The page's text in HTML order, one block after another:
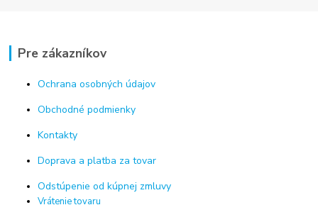
Pre zákazníkov
Ochrana osobných údajov
Obchodné podmienky
Kontakty
Doprava a platba za tovar
Odstúpenie od kúpnej zmluvy
Vrátenie tovaru